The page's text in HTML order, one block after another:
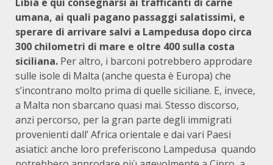
Libia e qui consegnarsi ai trafficanti di carne
umana, ai quali pagano passaggi salatissimi, e
sperare di arrivare salvi a Lampedusa dopo circa
300 chilometri di mare e oltre 400 sulla costa
siciliana. Per altro, i barconi potrebbero approdare
sulle isole di Malta (anche questa è Europa) che
s’incontrano molto prima di quelle siciliane. E, invece,
a Malta non sbarcano quasi mai. Stesso discorso,
anzi percorso, per la gran parte degli immigrati
provenienti dall’ Africa orientale e dai vari Paesi
asiatici: anche loro preferiscono Lampedusa quando